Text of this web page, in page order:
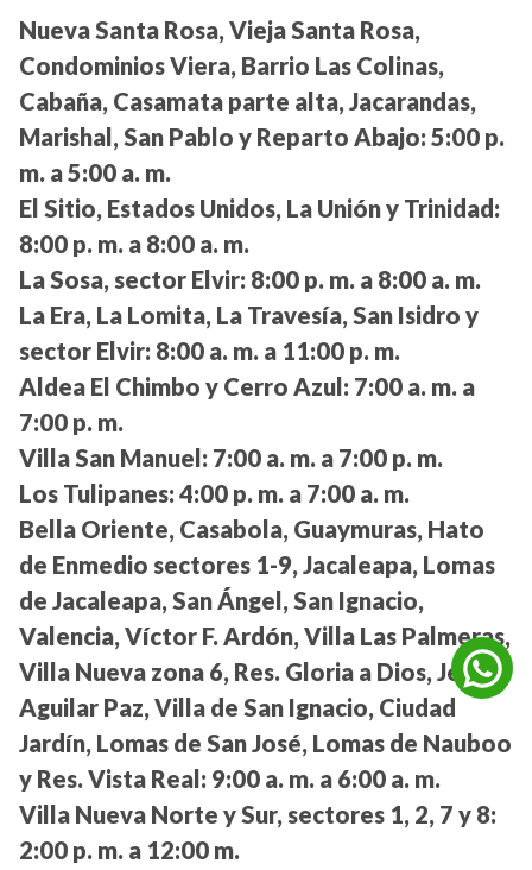
Nueva Santa Rosa, Vieja Santa Rosa,
Condominios Viera, Barrio Las Colinas,
Cabaña, Casamata parte alta, Jacarandas,
Marishal, San Pablo y Reparto Abajo: 5:00 p.
m. a 5:00 a. m.
El Sitio, Estados Unidos, La Unión y Trinidad:
8:00 p. m. a 8:00 a. m.
La Sosa, sector Elvir: 8:00 p. m. a 8:00 a. m.
La Era, La Lomita, La Travesía, San Isidro y
sector Elvir: 8:00 a. m. a 11:00 p. m.
Aldea El Chimbo y Cerro Azul: 7:00 a. m. a
7:00 p. m.
Villa San Manuel: 7:00 a. m. a 7:00 p. m.
Los Tulipanes: 4:00 p. m. a 7:00 a. m.
Bella Oriente, Casabola, Guaymuras, Hato
de Enmedio sectores 1-9, Jacaleapa, Lomas
de Jacaleapa, San Ángel, San Ignacio,
Valencia, Víctor F. Ardón, Villa Las Palmeras,
Villa Nueva zona 6, Res. Gloria a Dios, Jesús
Aguilar Paz, Villa de San Ignacio, Ciudad
Jardín, Lomas de San José, Lomas de Nauboo
y Res. Vista Real: 9:00 a. m. a 6:00 a. m.
Villa Nueva Norte y Sur, sectores 1, 2, 7 y 8:
2:00 p. m. a 12:00 m.